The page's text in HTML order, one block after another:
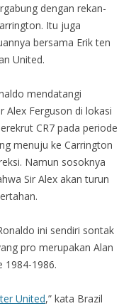
dengan rekan-
Itu juga
bersama Erik ten
United.
mendatangi
Alex Ferguson di lokasi
CR7 pada periode
menuju ke Carrington
Namun sosoknya
Sir Alex akan turun
ini sendiri sontak
pro merupakan Alan
1984-1986.
United,” kata Brazil